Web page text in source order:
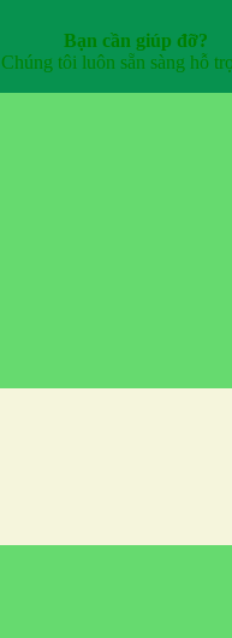
Bạn cần giúp đỡ?
Chúng tôi luôn sẵn sàng hỗ